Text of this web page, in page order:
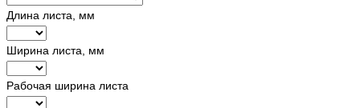
Длина листа, мм
Ширина листа, мм
Рабочая ширина листа